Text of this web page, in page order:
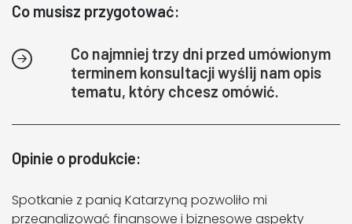
Co musisz przygotować:
Co najmniej trzy dni przed umówionym
terminem konsultacji wyślij nam opis
tematu, który chcesz omówić.
Opinie o produkcie:
Spotkanie z panią Katarzyną pozwoliło mi
przeanalizować finansowe i biznesowe aspekty